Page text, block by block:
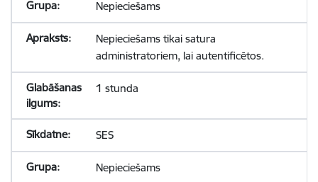
Nepieciešams
Nepieciešams tikai satura
administratoriem, lai autentificētos.
1 stunda
SES
Nepieciešams